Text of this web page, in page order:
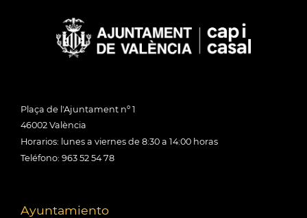
Plaça de l'Ajuntament nº 1
46002 València
Horarios: lunes a viernes de 8:30 a 14:00 horas
Teléfono: 963 52 54 78
Ayuntamiento